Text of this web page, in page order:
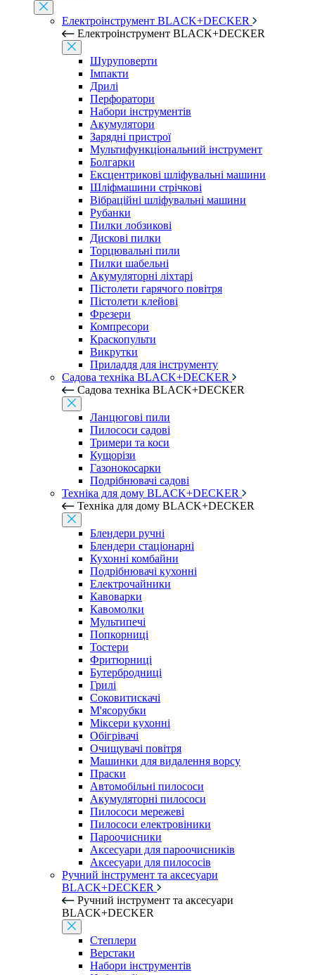
Електроінструмент BLACK+DECKER
Електроінструмент BLACK+DECKER
Шуруповерти
Імпакти
Дрилі
Перфоратори
Набори інструментів
Акумулятори
Зарядні пристрої
Мультифункціональний інструмент
Болгарки
Ексцентрикові шліфувальні машини
Шліфмашини стрічкові
Вібраційні шліфувальні машини
Рубанки
Пилки лобзикові
Дискові пилки
Торцювальні пили
Пилки шабельні
Акумуляторні ліхтарі
Пістолети гарячого повітря
Пістолети клейові
Фрезери
Компресори
Краскопульти
Викрутки
Приладдя для інструменту
Садова техніка BLACK+DECKER
Садова техніка BLACK+DECKER
Ланцюгові пили
Пилососи садові
Тримери та коси
Кущорізи
Газонокосарки
Подрібнювачі садові
Техніка для дому BLACK+DECKER
Техніка для дому BLACK+DECKER
Блендери ручні
Блендери стаціонарні
Кухонні комбайни
Подрібнювачі кухонні
Електрочайники
Кавоварки
Кавомолки
Мультипечі
Попкорниці
Тостери
Фритюрниці
Бутербродниці
Грилі
Соковитискачі
М'ясорубки
Міксери кухонні
Обігрівачі
Очищувачі повітря
Машинки для видалення ворсу
Праски
Автомобільні пилососи
Акумуляторні пилососи
Пилососи мережеві
Пилососи електровіники
Пароочисники
Аксесуари для пароочисників
Аксесуари для пилососів
Ручний інструмент та аксесуари
BLACK+DECKER
Ручний інструмент та аксесуари
BLACK+DECKER
Степлери
Верстаки
Набори інструментів